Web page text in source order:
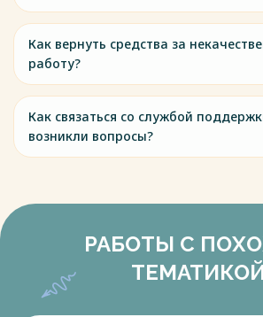
Как вернуть средства за
работу?
Как связаться со службой
возникли вопросы?
РАБОТЫ С